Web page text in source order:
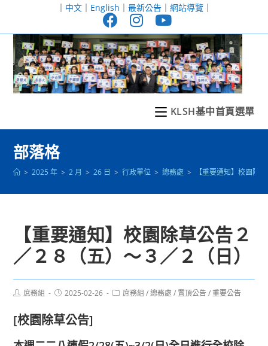
至
｜ 中文｜ English ｜ 最新公告｜ 網站導覽｜
KLSH基中首頁選單
部落格
> 2025 年 > 2 月 > 26 日 > 行政單位 > 總務處 > 【重要通知】校園除
【重要通知】校園除草公告２
／２８（五）～３／２（日）
Post庶務組
Post2025-02-26
Post庶務組 / 總務處 / 置頂公告 / 重要公告
[校園除草公告]